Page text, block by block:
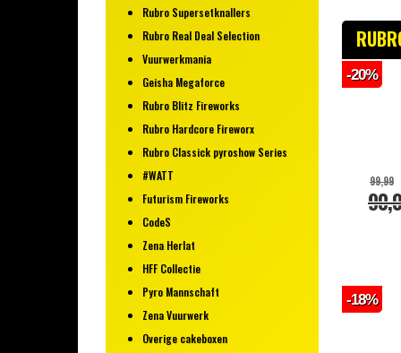
Grondvuurwerk
Fonteinen
Assortiment pakketten
Overig vuurwerk
Veiligheidsartikelen
Categorie 1 vuurwerk
Rubro Supersetknallers
Rubro Real Deal Selection
Vuurwerkmania
Geisha Megaforce
Rubro Blitz Fireworks
Rubro Hardcore Fireworx
Rubro Classick pyroshow Series
#WATT
Futurism Fireworks
CodeS
Zena Herlat
HFF Collectie
Pyro Mannschaft
Zena Vuurwerk
Overige cakeboxen
99,99
-20%
-18%